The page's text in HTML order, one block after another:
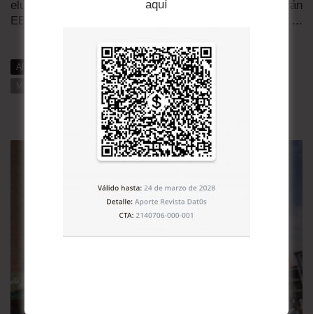
eludido el bloqueo de
EEUU
FIFA para sacar a Irán
...
ARTÍCULOS RELACIONADOS
MÁS DE DAT0S
MÁS DE LA CATEGORÍA
aquí